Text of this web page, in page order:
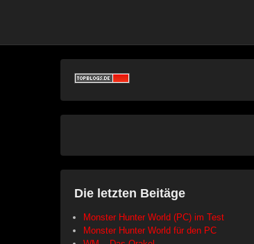
Die letzten Beitäge
Monster Hunter World (PC) im Test
Monster Hunter World für den PC